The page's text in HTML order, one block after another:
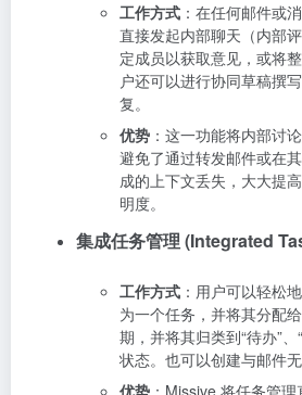
工作方式 ：在任何邮件或
直接发起内部聊天（内部
定成员以获取意见，或将
户还可以进行协同草稿撰
复。
优势 ：这一功能将内部讨
避免了通过转发邮件或在
成的上下文丢失，大大提
明度。
集成任务管理 (Integrated
工作方式 ：用户可以轻松
为一个任务，并将其分配
期，并将其归类到“待办”、
状态。也可以创建与邮件无
优势 ：Missive 将任务管理